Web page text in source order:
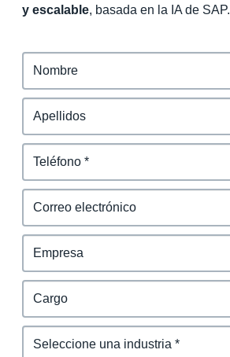
y escalable, basada en la IA de SAP.